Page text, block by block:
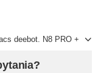
deebot. N8 PRO +